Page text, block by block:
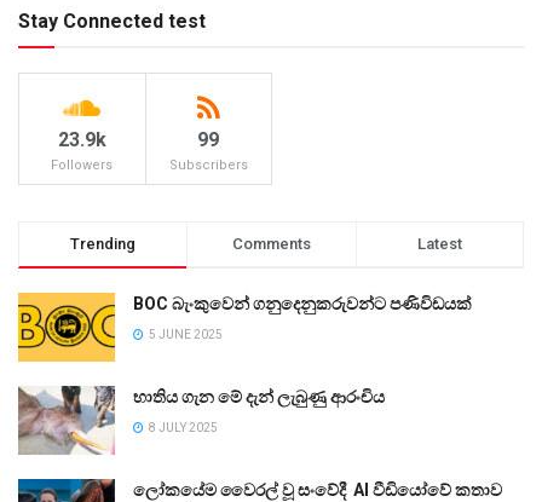
Stay Connected test
23.9k
Followers
99
Subscribers
Trending Comments Latest
BOC බැංකුවෙන් ගනුදෙනුකරුවන්ට පණිවිඩයක්
5 JUNE 2025
භාතිය ගැන මේ දැන් ලැබුණු ආරංචිය
8 JULY 2025
ලෝකයේම වෛරල් වූ සංවේදී AI වීඩියෝවේ කතාව